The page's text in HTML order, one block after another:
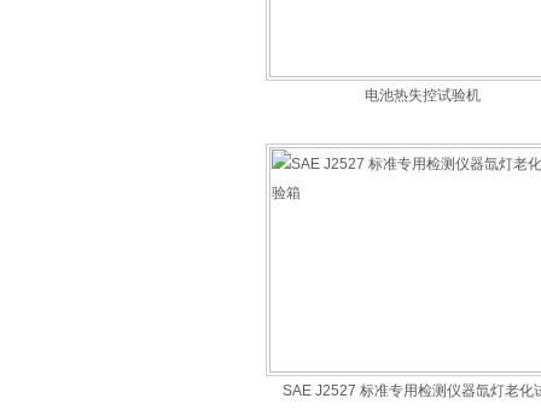
电池热失控试验机
SAE J2527 标准专用检测仪器氙灯老化